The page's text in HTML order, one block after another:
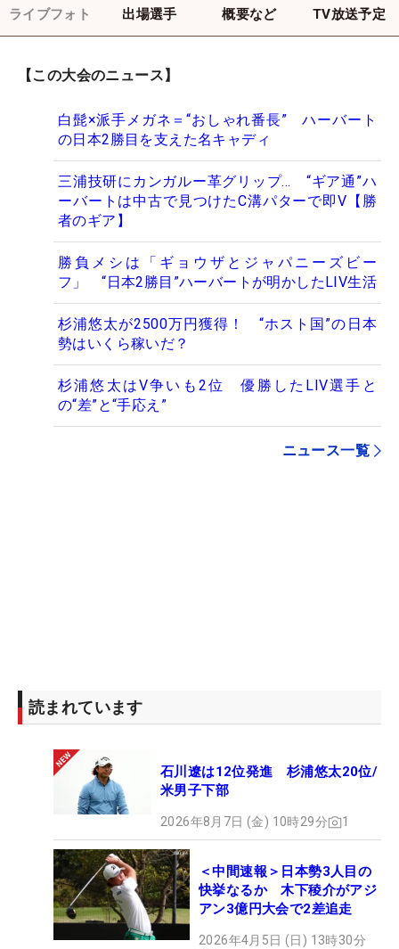
ライブフォト 出場選手 概要など TV放送予定
【この大会のニュース】
白髭×派手メガネ＝“おしゃれ番長” ハーバート
の日本2勝目を支えた名キャディ
三浦技研にカンガルー革グリップ… “ギア通”ハ
ーバートは中古で見つけたC溝パターで即V【勝
者のギア】
勝負メシは「ギョウザとジャパニーズビー
フ」 “日本2勝目”ハーバートが明かしたLIV生活
杉浦悠太が2500万円獲得！ “ホスト国”の日本
勢はいくら稼いだ？
杉浦悠太はV争いも2位 優勝したLIV選手と
の“差”と“手応え”
ニュース一覧
読まれています
石川遼は12位発進 杉浦悠太20位/
米男子下部
2026年8月7日 (金) 10時29分 1
＜中間速報＞日本勢3人目の
快挙なるか 木下稜介がアジ
アン3億円大会で2差追走
2026年4月5日 (日) 13時30分